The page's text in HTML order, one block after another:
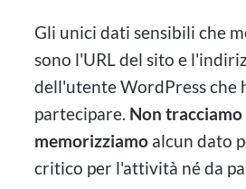
Gli unici dati sensibili che
sono l'URL del sito e
dell'utente WordPress che
partecipare. Non tracciamo
memorizziamo alcun dato
critico per l'attività né da